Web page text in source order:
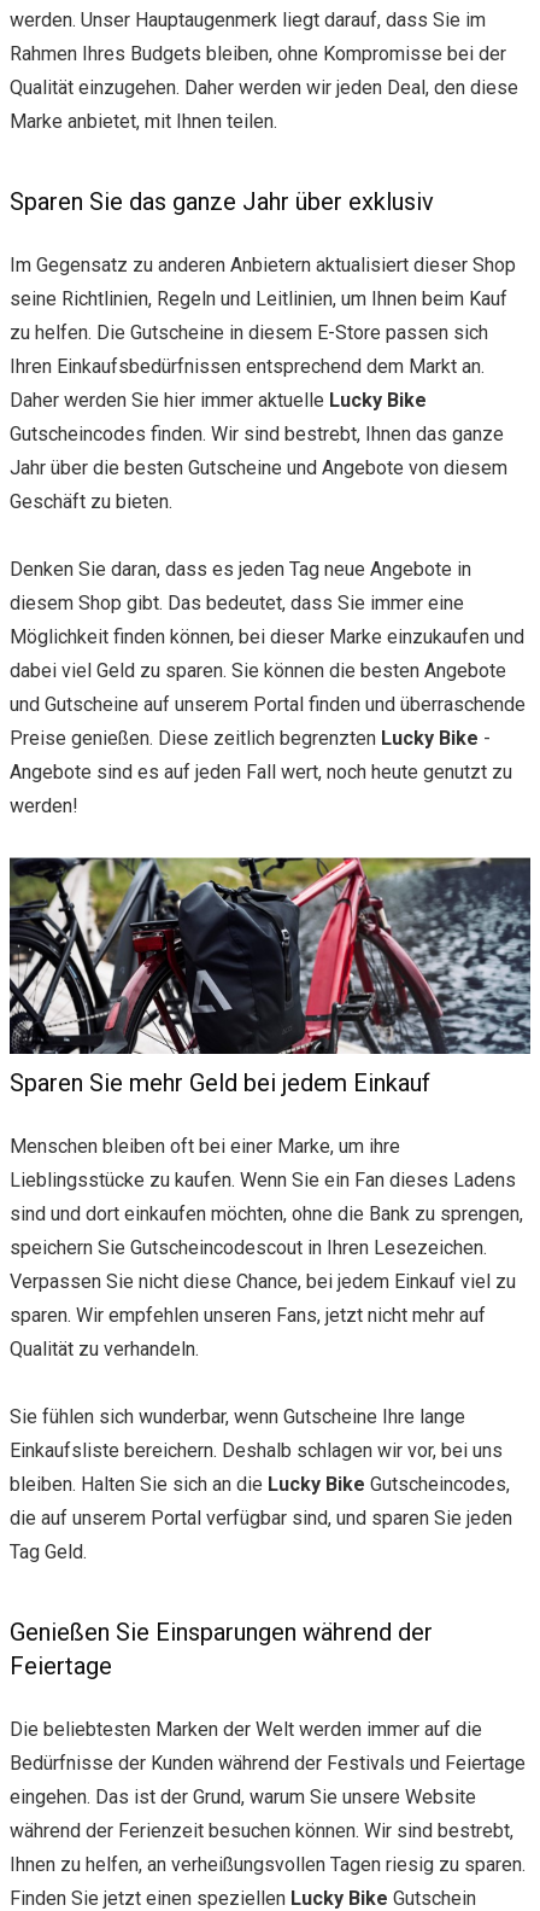
werden. Unser Hauptaugenmerk liegt darauf, dass Sie im
Rahmen Ihres Budgets bleiben, ohne Kompromisse bei der
Qualität einzugehen. Daher werden wir jeden Deal, den diese
Marke anbietet, mit Ihnen teilen.
Sparen Sie das ganze Jahr über exklusiv
Im Gegensatz zu anderen Anbietern aktualisiert dieser Shop
seine Richtlinien, Regeln und Leitlinien, um Ihnen beim Kauf
zu helfen. Die Gutscheine in diesem E-Store passen sich
Ihren Einkaufsbedürfnissen entsprechend dem Markt an.
Daher werden Sie hier immer aktuelle Lucky Bike
Gutscheincodes finden. Wir sind bestrebt, Ihnen das ganze
Jahr über die besten Gutscheine und Angebote von diesem
Geschäft zu bieten.
Denken Sie daran, dass es jeden Tag neue Angebote in
diesem Shop gibt. Das bedeutet, dass Sie immer eine
Möglichkeit finden können, bei dieser Marke einzukaufen und
dabei viel Geld zu sparen. Sie können die besten Angebote
und Gutscheine auf unserem Portal finden und überraschende
Preise genießen. Diese zeitlich begrenzten Lucky Bike -
Angebote sind es auf jeden Fall wert, noch heute genutzt zu
werden!
Sparen Sie mehr Geld bei jedem Einkauf
Menschen bleiben oft bei einer Marke, um ihre
Lieblingsstücke zu kaufen. Wenn Sie ein Fan dieses Ladens
sind und dort einkaufen möchten, ohne die Bank zu sprengen,
speichern Sie Gutscheincodescout in Ihren Lesezeichen.
Verpassen Sie nicht diese Chance, bei jedem Einkauf viel zu
sparen. Wir empfehlen unseren Fans, jetzt nicht mehr auf
Qualität zu verhandeln.
Sie fühlen sich wunderbar, wenn Gutscheine Ihre lange
Einkaufsliste bereichern. Deshalb schlagen wir vor, bei uns
bleiben. Halten Sie sich an die Lucky Bike Gutscheincodes,
die auf unserem Portal verfügbar sind, und sparen Sie jeden
Tag Geld.
Genießen Sie Einsparungen während der
Feiertage
Die beliebtesten Marken der Welt werden immer auf die
Bedürfnisse der Kunden während der Festivals und Feiertage
eingehen. Das ist der Grund, warum Sie unsere Website
während der Ferienzeit besuchen können. Wir sind bestrebt,
Ihnen zu helfen, an verheißungsvollen Tagen riesig zu sparen.
Finden Sie jetzt einen speziellen Lucky Bike Gutschein